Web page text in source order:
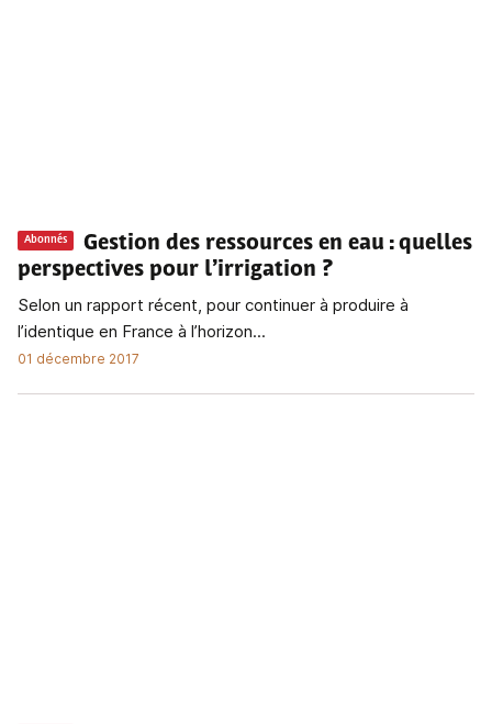
Abonnés
Gestion des ressources en eau : quelles
perspectives pour l’irrigation ?
Selon un rapport récent, pour continuer à produire à
l’identique en France à l’horizon...
01 décembre 2017